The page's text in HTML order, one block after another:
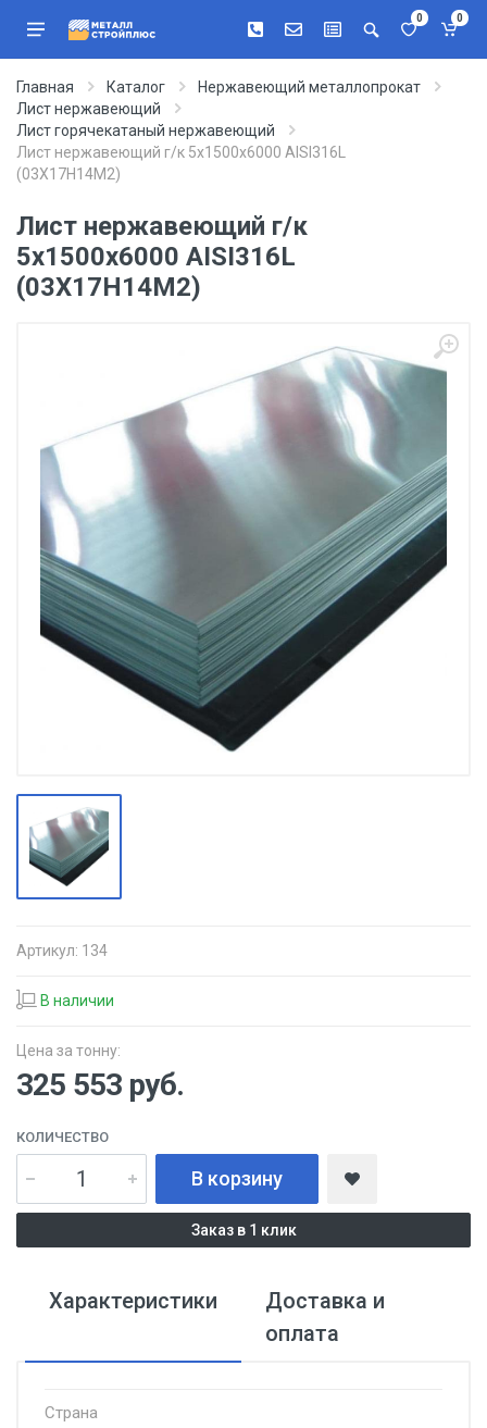
0 0
Главная Каталог
Нержавеющий металлопрокат
Лист нержавеющий
Лист горячекатаный нержавеющий
Лист нержавеющий г/к 5х1500х6000 AISI316L
(03Х17Н14М2)
Лист нержавеющий г/к
5х1500х6000 AISI316L
(03Х17Н14М2)
Артикул: 134
В наличии
Цена за тонну:
325 553 руб.
КОЛИЧЕСТВО
В корзину
Заказ в 1 клик
Характеристики
Доставка и
оплата
Страна